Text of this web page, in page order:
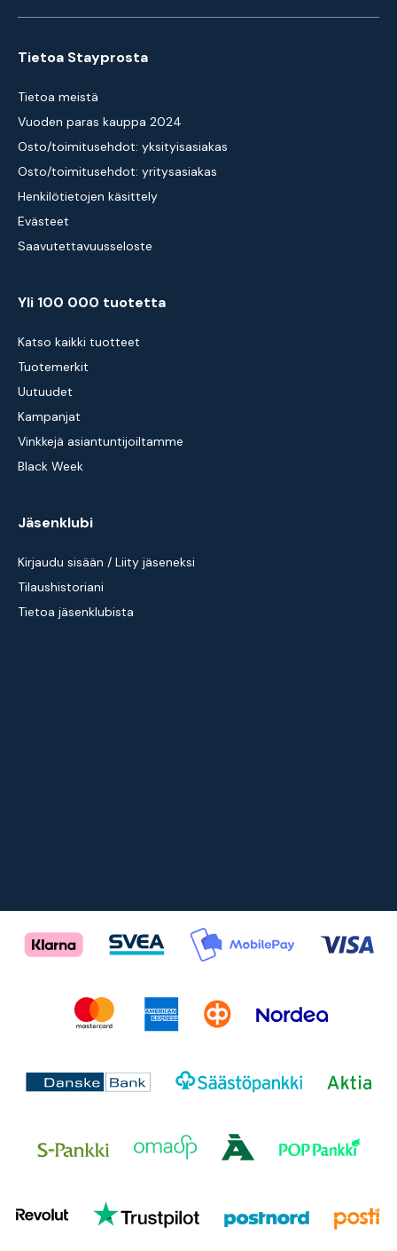
Tietoa Stayprosta
Tietoa meistä
Vuoden paras kauppa 2024
Osto/toimitusehdot: yksityisasiakas
Osto/toimitusehdot: yritysasiakas
Henkilötietojen käsittely
Evästeet
Saavutettavuusseloste
Yli 100 000 tuotetta
Katso kaikki tuotteet
Tuotemerkit
Uutuudet
Kampanjat
Vinkkejä asiantuntijoiltamme
Black Week
Jäsenklubi
Kirjaudu sisään / Liity jäseneksi
Tilaushistoriani
Tietoa jäsenklubista